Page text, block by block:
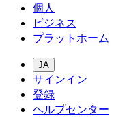
個人
ビジネス
プラットホーム
JA
サインイン
登録
ヘルプセンター